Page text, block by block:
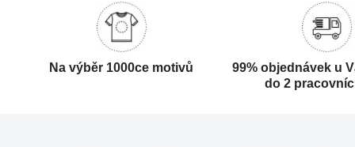
Na výběr 1000ce motivů
99% objednávek u
do 2